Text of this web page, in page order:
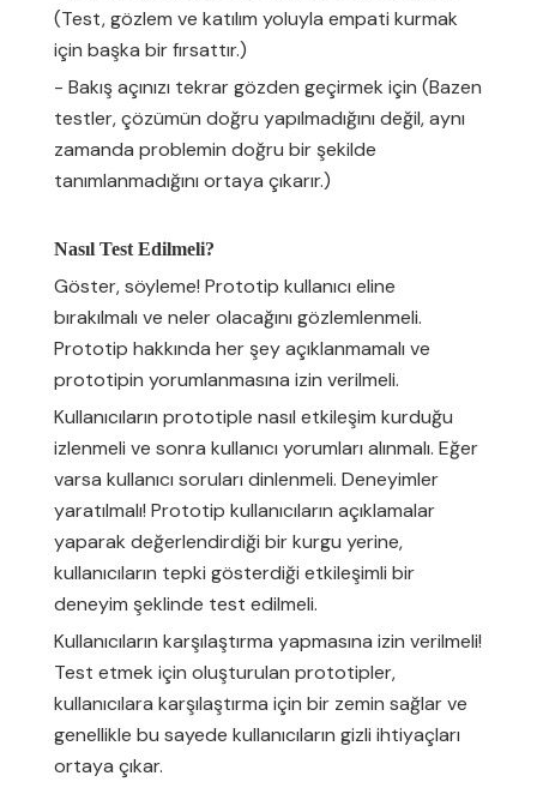
(Test, gözlem ve katılım yoluyla empati kurmak
için başka bir fırsattır.)
- Bakış açınızı tekrar gözden geçirmek için (Bazen
testler, çözümün doğru yapılmadığını değil, aynı
zamanda problemin doğru bir şekilde
tanımlanmadığını ortaya çıkarır.)
Nasıl Test Edilmeli?
Göster, söyleme! Prototip kullanıcı eline
bırakılmalı ve neler olacağını gözlemlenmeli.
Prototip hakkında her şey açıklanmamalı ve
prototipin yorumlanmasına izin verilmeli.
Kullanıcıların prototiple nasıl etkileşim kurduğu
izlenmeli ve sonra kullanıcı yorumları alınmalı. Eğer
varsa kullanıcı soruları dinlenmeli. Deneyimler
yaratılmalı! Prototip kullanıcıların açıklamalar
yaparak değerlendirdiği bir kurgu yerine,
kullanıcıların tepki gösterdiği etkileşimli bir
deneyim şeklinde test edilmeli.
Kullanıcıların karşılaştırma yapmasına izin verilmeli!
Test etmek için oluşturulan prototipler,
kullanıcılara karşılaştırma için bir zemin sağlar ve
genellikle bu sayede kullanıcıların gizli ihtiyaçları
ortaya çıkar.